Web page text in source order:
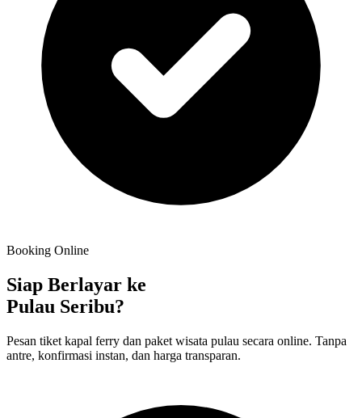
Booking Online
Siap Berlayar ke
Pulau Seribu?
Pesan tiket kapal ferry dan paket wisata pulau secara online. Tanpa
antre, konfirmasi instan, dan harga transparan.